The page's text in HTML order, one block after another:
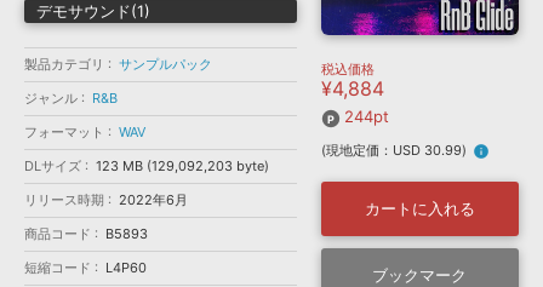
サンプルパック »
ソフトウェア／ツール »
DAW »
効果音 »
特集 »
ニュースレター »
SONICWIREブログ »
製品サポート情報 »
DTMガイド »
FAQ »
お問い合わせ »
音楽カード
楽曲配信流通 サービス
無償のサウンド管理ソフト
ソフト音源 プラグイン・エフェクト
ソフトウェア／ツール DAW 効果音
フォーマット
ランキング
デモサウンド(1)
製品カテゴリ
サンプルパック
ジャンル
R&B
フォーマット
WAV
DLサイズ
123 MB (129,092,203 byte)
リリース時期
2022年6月
商品コード
B5893
短縮コード
L4P60
税込価格
¥4,884
244pt
(現地定価：USD 30.99) info
カートに入れる
ブックマーク